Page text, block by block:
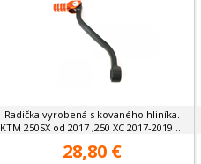
Radička vyrobená s kovaného hliníka.
KTM 250SX od 2017 ,250 XC 2017-2019 ...
28,80 €